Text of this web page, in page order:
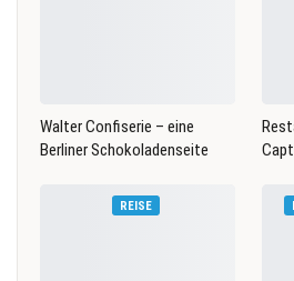
Walter Confiserie – eine
Berliner Schokoladenseite
REISE